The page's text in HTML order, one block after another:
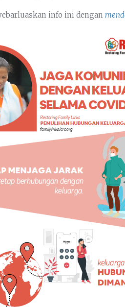
info ini dengan